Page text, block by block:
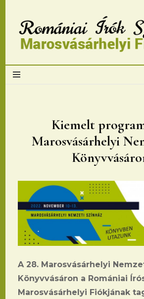
Romániai
fiok
Kiemelt
Marosvásárhelyi
A 28. Marosvásárhelyi
Könyvvásáron a Romániai
Marosvásárhelyi Fiókjának